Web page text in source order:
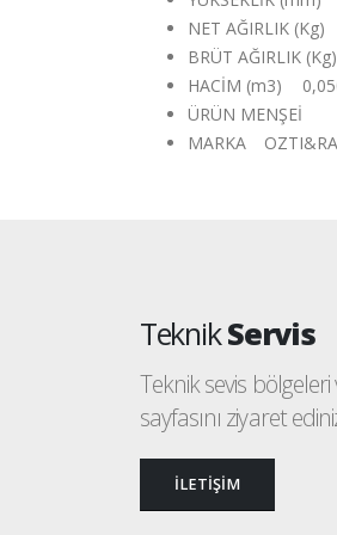
NET AĞIRLIK (Kg)
BRÜT AĞIRLIK (Kg)
HACİM (m3)
ÜRÜN MENŞEİ
MARKA
TeknikServis
Teknik sevis
sayfasını ziyaret
İLETİŞİM